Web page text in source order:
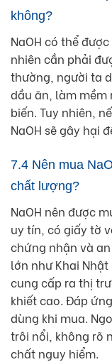
không?
NaOH có thể
nhiên cần phải
thường, người ta
dầu ăn, làm mềm
biến. Tuy nhiên,
NaOH sẽ gây hại
7.4 Nên mua
chất lượng?
NaOH nên được
uy tín, có giấy tờ
chứng nhận và
lớn như Khai
cung cấp ra thị
khiết cao. Đáp
dùng khi mua.
trôi nổi, không rõ
chất nguy hiểm.